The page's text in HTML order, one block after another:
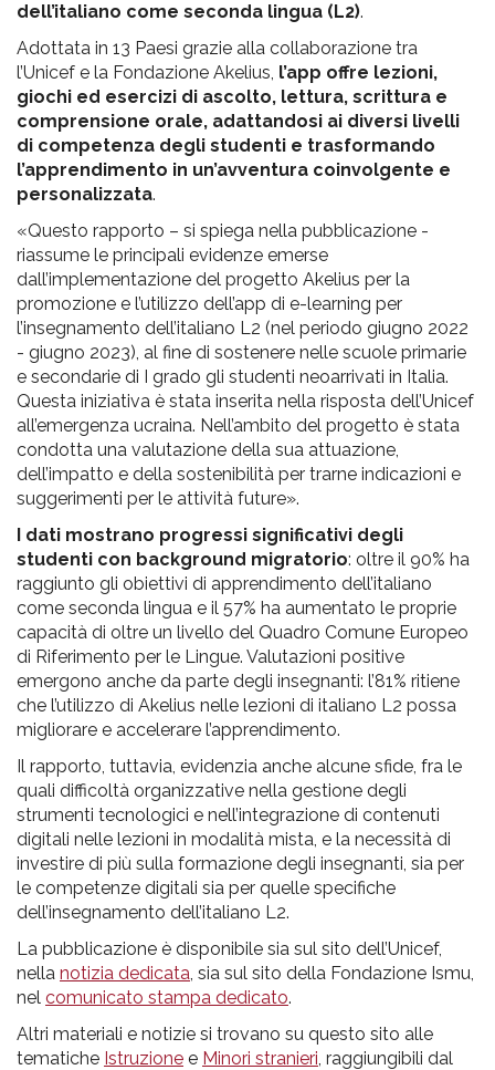
dell’italiano come seconda lingua (L2).
Adottata in 13 Paesi grazie alla collaborazione tra
l’Unicef e la Fondazione Akelius, l’app offre lezioni,
giochi ed esercizi di ascolto, lettura, scrittura e
comprensione orale, adattandosi ai diversi livelli
di competenza degli studenti e trasformando
l’apprendimento in un’avventura coinvolgente e
personalizzata.
«Questo rapporto – si spiega nella pubblicazione -
riassume le principali evidenze emerse
dall’implementazione del progetto Akelius per la
promozione e l’utilizzo dell’app di e-learning per
l’insegnamento dell’italiano L2 (nel periodo giugno 2022
- giugno 2023), al fine di sostenere nelle scuole primarie
e secondarie di I grado gli studenti neoarrivati in Italia.
Questa iniziativa è stata inserita nella risposta dell’Unicef
all’emergenza ucraina. Nell’ambito del progetto è stata
condotta una valutazione della sua attuazione,
dell’impatto e della sostenibilità per trarne indicazioni e
suggerimenti per le attività future».
I dati mostrano progressi significativi degli
studenti con background migratorio: oltre il 90% ha
raggiunto gli obiettivi di apprendimento dell’italiano
come seconda lingua e il 57% ha aumentato le proprie
capacità di oltre un livello del Quadro Comune Europeo
di Riferimento per le Lingue. Valutazioni positive
emergono anche da parte degli insegnanti: l’81% ritiene
che l’utilizzo di Akelius nelle lezioni di italiano L2 possa
migliorare e accelerare l’apprendimento.
Il rapporto, tuttavia, evidenzia anche alcune sfide, fra le
quali difficoltà organizzative nella gestione degli
strumenti tecnologici e nell’integrazione di contenuti
digitali nelle lezioni in modalità mista, e la necessità di
investire di più sulla formazione degli insegnanti, sia per
le competenze digitali sia per quelle specifiche
dell’insegnamento dell’italiano L2.
La pubblicazione è disponibile sia sul sito dell’Unicef,
nella notizia dedicata , sia sul sito della Fondazione Ismu,
nel comunicato stampa dedicato.
Altri materiali e notizie si trovano su questo sito alle
tematiche Istruzione e Minori stranieri , raggiungibili dal